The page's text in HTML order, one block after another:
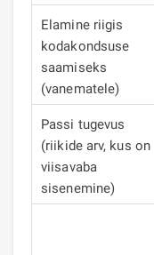
Elamine riigis
kodakondsuse
saamiseks
(vanematele)
Passi tugevus
(riikide arv, kus on
viisavaba
sisenemine)